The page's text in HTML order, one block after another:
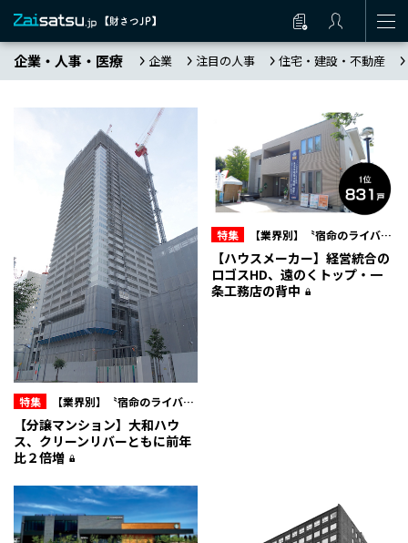
企業・人事・医療 企業 注目の人事 住宅・建設・不動産
特集
【業界別】〝宿命のライバ
ル〟をデータで解剖
【分譲マンション】大和ハウ
ス、クリーンリバーともに前年
比２倍増
特集
【業界別】〝宿命のライバ
ル〟をデータで解剖
【ハウスメーカー】経営統合の
ロゴスHD、遠のくトップ・一
条工務店の背中